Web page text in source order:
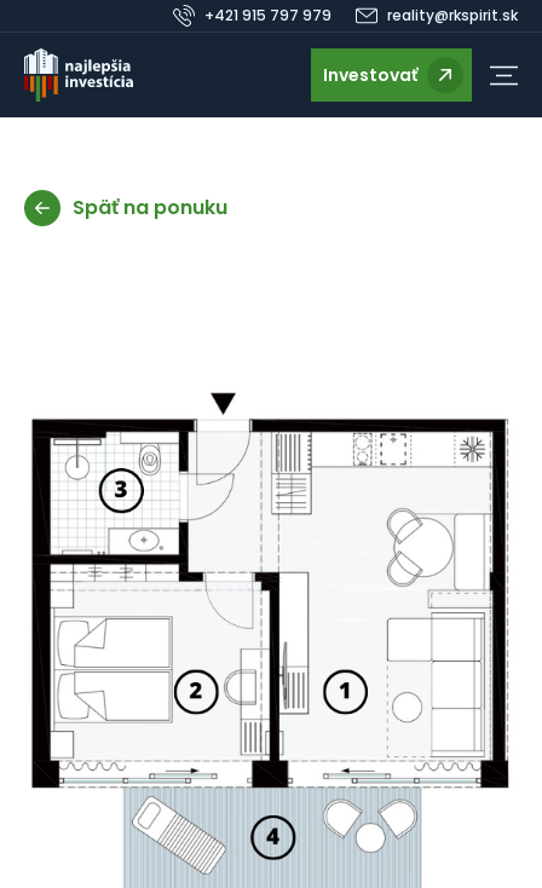
+421 915 797 979 reality@rkspirit.sk
Investovať
Späť na ponuku